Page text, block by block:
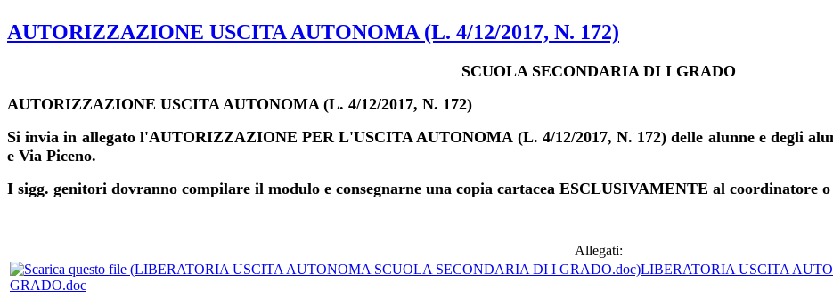
AUTORIZZAZIONE USCITA AUTONOMA (L. 4/12/2017, N. 172)
SCUOLA SECONDARIA DI I GRADO
AUTORIZZAZIONE USCITA AUTONOMA (L. 4/12/2017, N. 172)
Si invia in allegato l'AUTORIZZAZIONE PER L'USCITA AUTONOMA (L. 4/12/2017, N. 172) delle alunne e degli
e Via Piceno.
I sigg. genitori dovranno compilare il modulo e consegnarne una copia cartacea ESCLUSIVAMENTE al coordinatore
Allegati:
LIBERATORIA USCITA
GRADO.doc